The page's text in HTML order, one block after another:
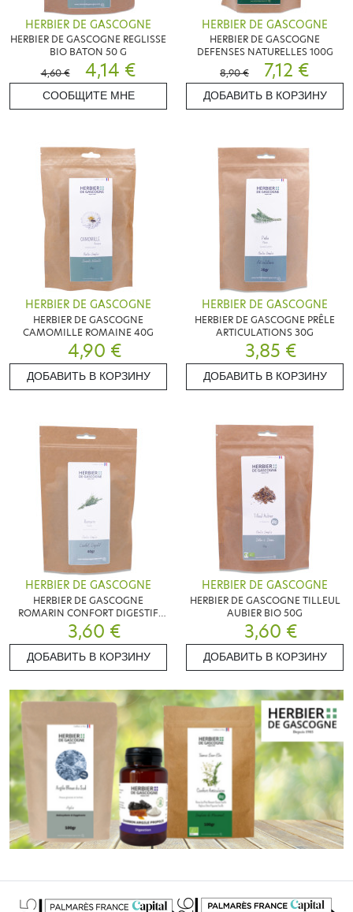
HERBIER DE GASCOGNE
HERBIER DE GASCOGNE REGLISSE
BIO BATON 50 G
4,60 €
4,14 €
СООБЩИТЕ МНЕ
HERBIER DE GASCOGNE
HERBIER DE GASCOGNE
DEFENSES NATURELLES 100G
8,90 €
7,12 €
ДОБАВИТЬ В КОРЗИНУ
HERBIER DE GASCOGNE
HERBIER DE GASCOGNE
CAMOMILLE ROMAINE 40G
4,90 €
ДОБАВИТЬ В КОРЗИНУ
HERBIER DE GASCOGNE
HERBIER DE GASCOGNE PRÊLE
ARTICULATIONS 30G
3,85 €
ДОБАВИТЬ В КОРЗИНУ
HERBIER DE GASCOGNE
HERBIER DE GASCOGNE
ROMARIN CONFORT DIGESTIF
40G
3,60 €
ДОБАВИТЬ В КОРЗИНУ
HERBIER DE GASCOGNE
HERBIER DE GASCOGNE TILLEUL
AUBIER BIO 50G
3,60 €
ДОБАВИТЬ В КОРЗИНУ